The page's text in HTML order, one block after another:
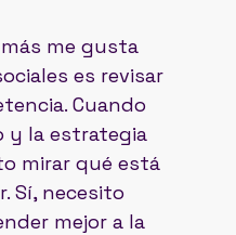
me gusta
es revisar
Cuando
y la estrategia
mirar qué está
Sí, necesito
mejor a la